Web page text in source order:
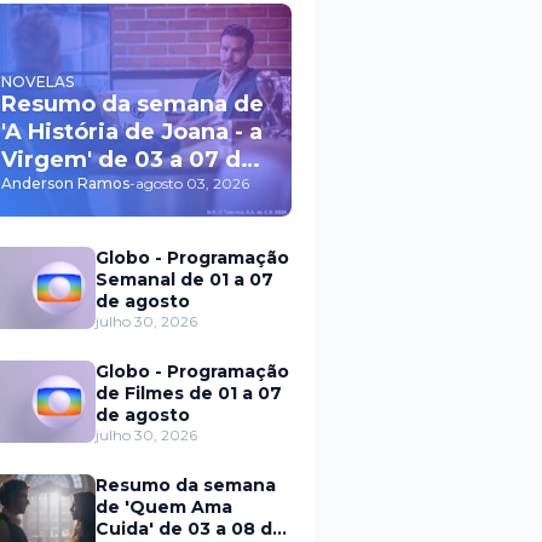
NOVELAS
Resumo da semana de
'A História de Joana - a
Virgem' de 03 a 07 de
agosto
Anderson Ramos-agosto 03, 2026
Globo - Programação
Semanal de 01 a 07
de agosto
julho 30, 2026
Globo - Programação
de Filmes de 01 a 07
de agosto
julho 30, 2026
Resumo da semana
de 'Quem Ama
Cuida' de 03 a 08 de